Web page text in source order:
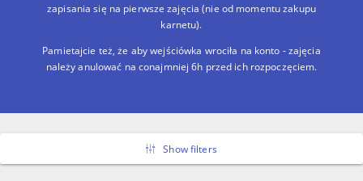
zapisania się na pierwsze zajęcia (nie od momentu zakupu
karnetu).
Pamietajcie też, że aby wejściówka wrociła na konto - zajęcia
należy anulować na conajmniej 6h przed ich rozpoczęciem.
Show filters